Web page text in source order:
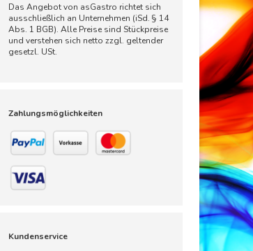
Das Angebot von asGastro richtet sich
ausschließlich an Unternehmen (iSd. § 14
Abs. 1 BGB). Alle Preise sind Stückpreise
und verstehen sich netto zzgl. geltender
gesetzl. USt.
Zahlungsmöglichkeiten
Kundenservice